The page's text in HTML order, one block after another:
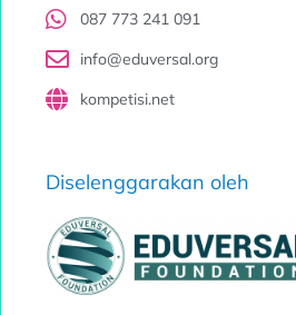
087 773 241 091
info@eduversal.org
kompetisi.net
Diselenggarakan oleh